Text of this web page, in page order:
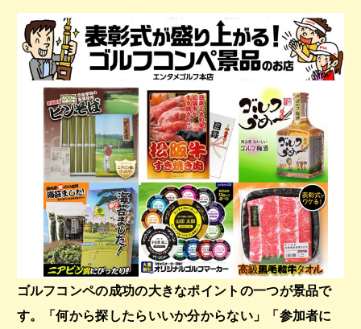
ゴルフコンペの成功の大きなポイントの一つが景品で
す。「何から探したらいいか分からない」「参加者に